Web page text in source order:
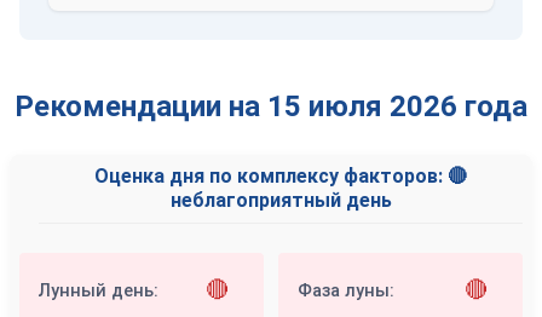
Рекомендации на 15 июля 2026 года
Оценка дня по комплексу факторов: 🔴
неблагоприятный день
Лунный день: 🔴 Фаза луны: 🔴